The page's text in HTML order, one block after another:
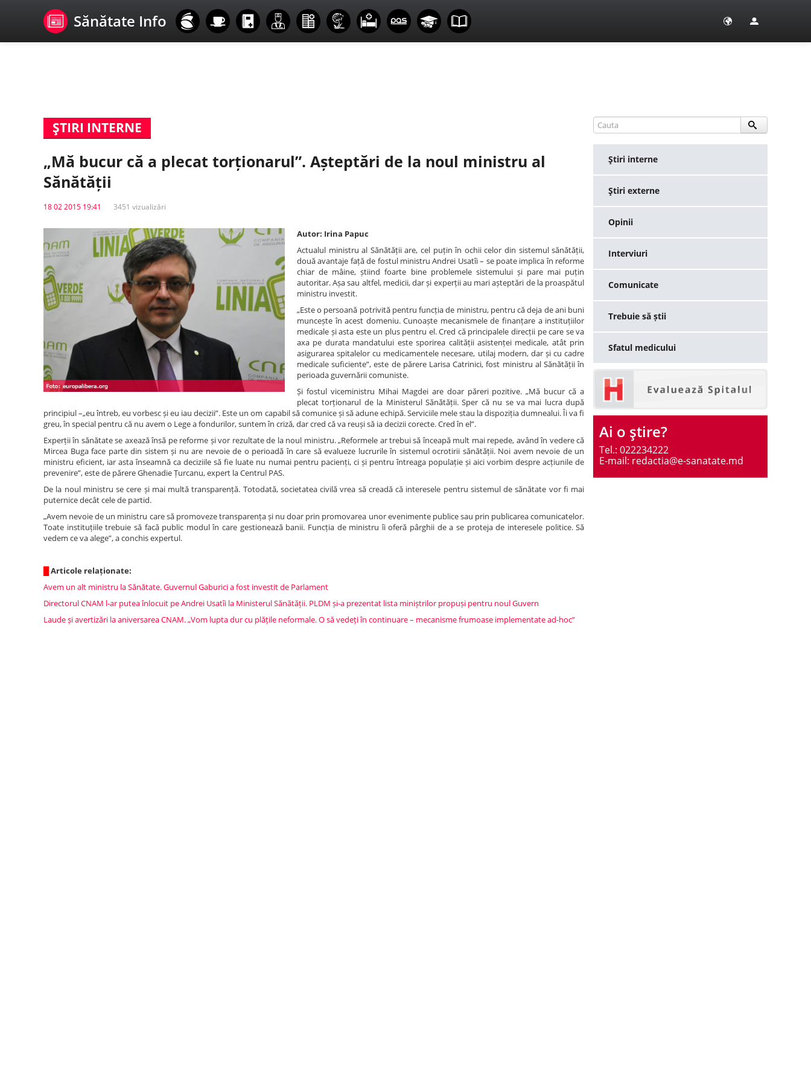
Sănătate Info
ŞTIRI INTERNE
„Mă bucur că a plecat torționarul”. Așteptări de la noul ministru al
Sănătății
18 02 2015 19:41 3451 vizualizări
Autor: Irina Papuc
Actualul ministru al Sănătății are, cel puțin în ochii celor din sistemul sănătății,
două avantaje față de fostul ministru Andrei Usatîi – se poate implica în reforme
chiar de mâine, știind foarte bine problemele sistemului și pare mai puțin
autoritar. Așa sau altfel, medicii, dar și experții au mari așteptări de la proaspătul
ministru investit.
„Este o persoană potrivită pentru funcția de ministru, pentru că deja de ani buni
muncește în acest domeniu. Cunoaște mecanismele de finanțare a instituțiilor
medicale și asta este un plus pentru el. Cred că principalele direcții pe care se va
axa pe durata mandatului este sporirea calității asistenței medicale, atât prin
asigurarea spitalelor cu medicamentele necesare, utilaj modern, dar și cu cadre
medicale suficiente”, este de părere Larisa Catrinici, fost ministru al Sănătății în
perioada guvernării comuniste.
Și fostul viceministru Mihai Magdei are doar păreri pozitive. „Mă bucur că a
plecat torționarul de la Ministerul Sănătății. Sper că nu se va mai lucra după
principiul –„eu întreb, eu vorbesc și eu iau decizii”. Este un om capabil să comunice și să adune echipă. Serviciile mele stau la dispoziția dumnealui. Îi va fi
greu, în special pentru că nu avem o Lege a fondurilor, suntem în criză, dar cred că va reuși să ia decizii corecte. Cred în el”.
Experții în sănătate se axează însă pe reforme și vor rezultate de la noul ministru. „Reformele ar trebui să înceapă mult mai repede, având în vedere că
Mircea Buga face parte din sistem și nu are nevoie de o perioadă în care să evalueze lucrurile în sistemul ocrotirii sănătății. Noi avem nevoie de un
ministru eficient, iar asta înseamnă ca deciziile să fie luate nu numai pentru pacienți, ci și pentru întreaga populație și aici vorbim despre acțiunile de
prevenire”, este de părere Ghenadie Țurcanu, expert la Centrul PAS.
De la noul ministru se cere și mai multă transparență. Totodată, societatea civilă vrea să creadă că interesele pentru sistemul de sănătate vor fi mai
puternice decât cele de partid.
„Avem nevoie de un ministru care să promoveze transparența și nu doar prin promovarea unor evenimente publice sau prin publicarea comunicatelor.
Toate instituțiile trebuie să facă public modul în care gestionează banii. Funcția de ministru îi oferă pârghii de a se proteja de interesele politice. Să
vedem ce va alege”, a conchis expertul.
Articole relaționate:
Avem un alt ministru la Sănătate. Guvernul Gaburici a fost investit de Parlament
Directorul CNAM l-ar putea înlocuit pe Andrei Usatîi la Ministerul Sănătății. PLDM și-a prezentat lista miniștrilor propuși pentru noul Guvern
Laude și avertizări la aniversarea CNAM. „Vom lupta dur cu plățile neformale. O să vedeți în continuare – mecanisme frumoase implementate ad-hoc”
Ştiri interne
Ştiri externe
Opinii
Interviuri
Comunicate
Trebuie să știi
Sfatul medicului
Ai o ştire?
Tel.: 022234222
E-mail: redactia@e-sanatate.md